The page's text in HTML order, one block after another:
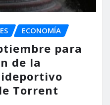
ECONOMÍA
para
de la
Torrent